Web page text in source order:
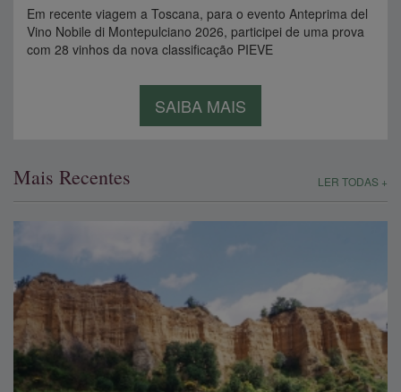
Em recente viagem a Toscana, para o evento Anteprima del
Vino Nobile di Montepulciano 2026, participei de uma prova
com 28 vinhos da nova classificação PIEVE
SAIBA MAIS
Mais Recentes LER TODAS +